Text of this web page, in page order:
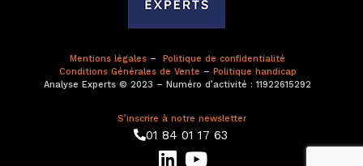
Mentions légales –
Politique de confidentialité
Conditions Générales de Vente – Politique handicap
Analyse Experts © 2023 – Numéro d’activité : 11922615292
S’inscrire à notre newsletter
01 84 01 17 63